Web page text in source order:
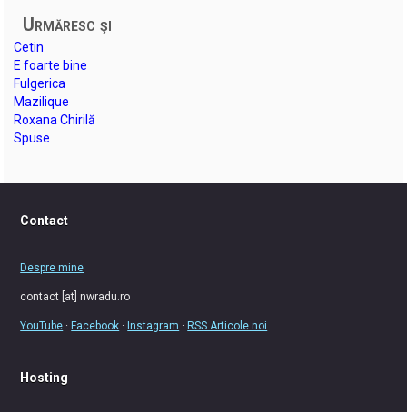
Urmăresc şi
Cetin
E foarte bine
Fulgerica
Mazilique
Roxana Chirilă
Spuse
Contact
Despre mine
contact [at] nwradu.ro
YouTube ·Facebook ·Instagram ·RSS Articole noi
Hosting